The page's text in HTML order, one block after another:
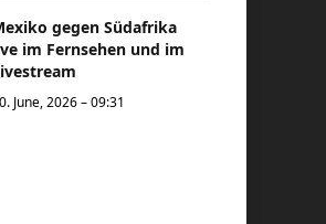
gegen Südafrika
im Fernsehen und im
June, 2026 – 09:31